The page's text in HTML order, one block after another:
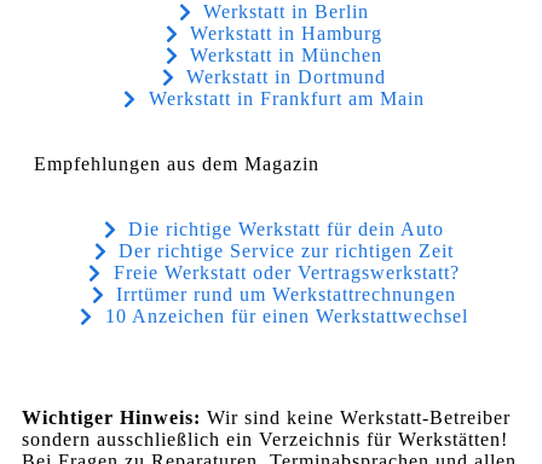
Werkstatt in Berlin
Werkstatt in Hamburg
Werkstatt in München
Werkstatt in Dortmund
Werkstatt in Frankfurt am Main
Empfehlungen aus dem Magazin
Die richtige Werkstatt für dein Auto
Der richtige Service zur richtigen Zeit
Freie Werkstatt oder Vertragswerkstatt?
Irrtümer rund um Werkstattrechnungen
10 Anzeichen für einen Werkstattwechsel
Wichtiger Hinweis: Wir sind keine Werkstatt-Betreiber
sondern ausschließlich ein Verzeichnis für Werkstätten!